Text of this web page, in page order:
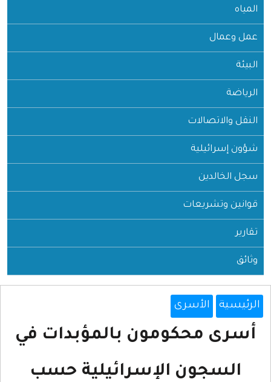
المياه
عمل وعمال
البيئة
الرياضة
النقل والاتصالات
شؤون إسرائيلية
سجل الخالدين
قوانين وتشريعات
تقارير
وثائق
الرئيسية الأسرى
أسرى محكومون بالمؤبدات في
السجون الإسرائيلية حسب